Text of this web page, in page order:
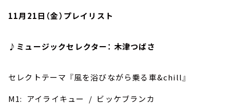
11月21日（金）プレイリスト
♪ミュージックセレクター： 木津つばさ
セレクトテーマ 『風を浴びながら乗る車&chill』
M1: アイライキュー / ビッケブランカ